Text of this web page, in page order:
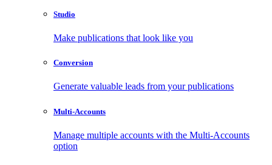
Studio
Make publications that look like you
Conversion
Generate valuable leads from your publications
Multi-Accounts
Manage multiple accounts with the Multi-Accounts
option